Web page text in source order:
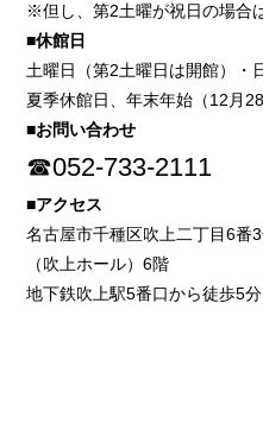
※但し、第2土曜が祝日の場合
■休館日
土曜日（第2土曜日は開館）・
夏季休館日、年末年始（12月
■お問い合わせ
☎052-733-2111
■アクセス
名古屋市千種区吹上二丁目6番
（吹上ホール）6階
地下鉄吹上駅5番口から徒歩5分